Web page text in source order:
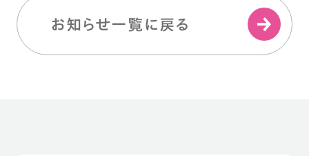
お知らせ一覧に戻る